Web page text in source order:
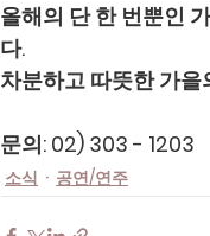
올해의 단 한 번뿐인
다.
차분하고 따뜻한 가
문의: 02) 303 - 1203
소식 공연/연주